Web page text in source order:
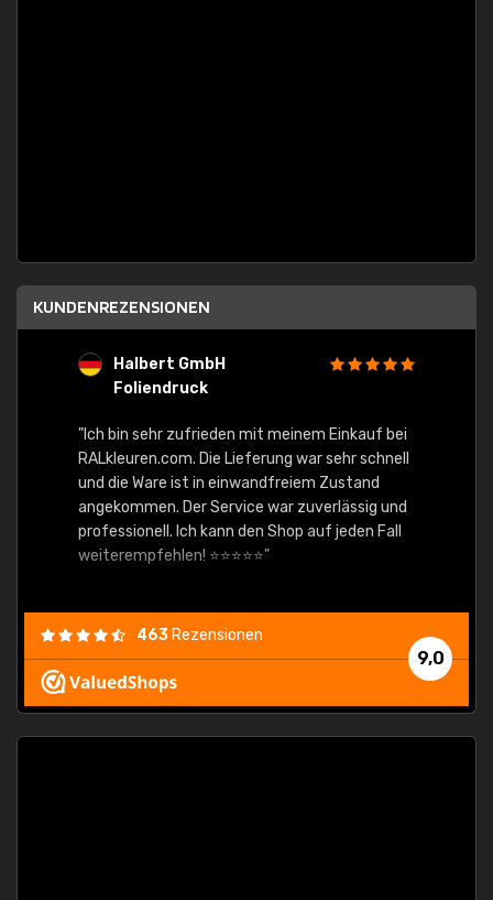
KUNDENREZENSIONEN
Halbert GmbH
Foliendruck
"Ich bin sehr zufrieden mit meinem Einkauf bei
RALkleuren.com. Die Lieferung war sehr schnell
und die Ware ist in einwandfreiem Zustand
angekommen. Der Service war zuverlässig und
professionell. Ich kann den Shop auf jeden Fall
weiterempfehlen! ⭐⭐⭐⭐⭐"
9,0
463 Rezensionen